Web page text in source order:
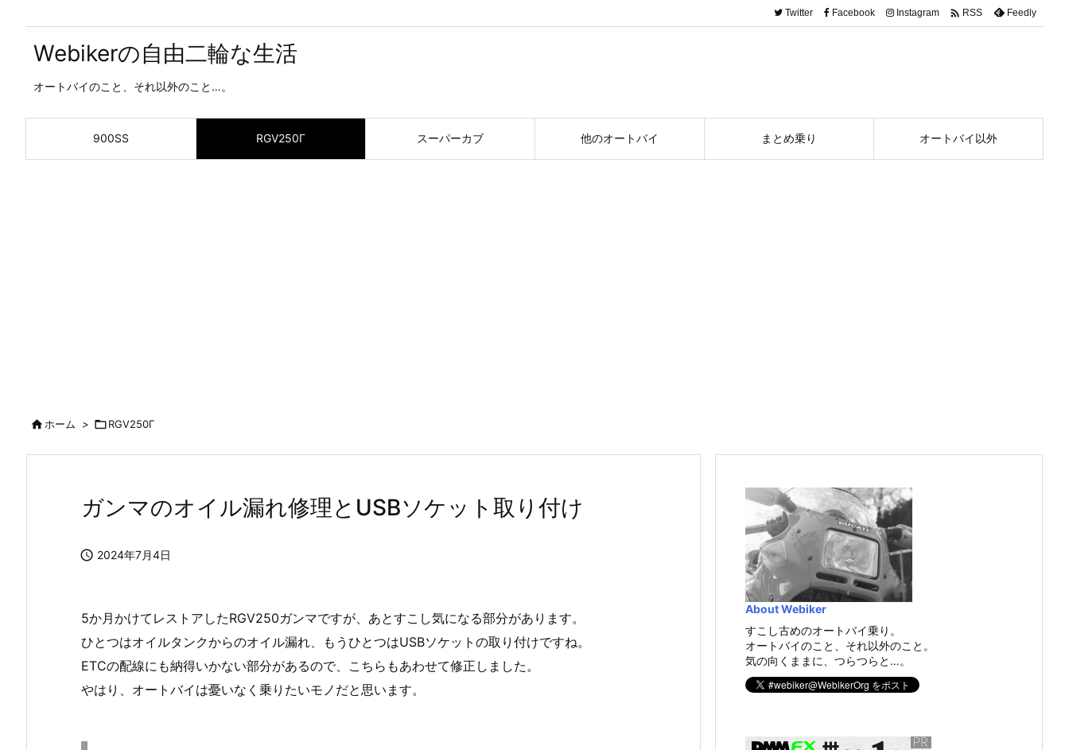
Webikerの自由二輪な生活
オートバイのこと、それ以外のこと…。
900SS RGV250Γ スーパーカブ 他のオートバイ まとめ乗り オートバイ以外
Twitter Facebook Instagram  RSS Feedly
ホーム > RGV250Γ
ガンマのオイル漏れ修理とUSBソケット取り付け
 2024年7月4日
5か月かけてレストアしたRGV250ガンマですが、あとすこし気になる部分があります。
ひとつはオイルタンクからのオイル漏れ、もうひとつはUSBソケットの取り付けですね。
ETCの配線にも納得いかない部分があるので、こちらもあわせて修正しました。
やはり、オートバイは憂いなく乗りたいモノだと思います。
About Webiker
すこし古めのオートバイ乗り。
オートバイのこと、それ以外のこと。
気の向くままに、つらつらと…。